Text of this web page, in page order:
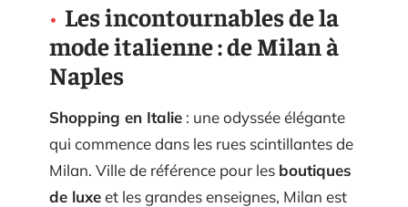
Les incontournables de la
mode italienne : de Milan à
Naples
Shopping en Italie : une odyssée élégante
qui commence dans les rues scintillantes de
Milan. Ville de référence pour les boutiques
de luxeet les grandes enseignes, Milan est